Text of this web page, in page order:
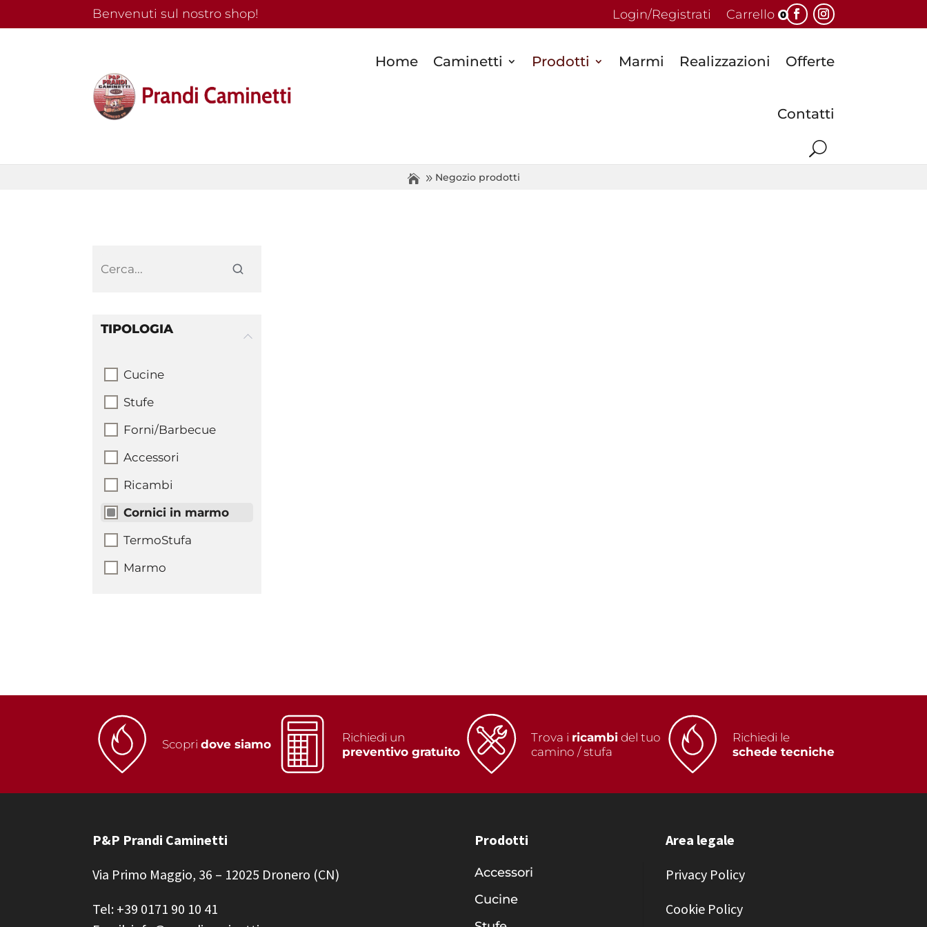
Benvenuti sul nostro shop! Login/Registrati Carrello 0
Home Caminetti Prodotti Marmi Realizzazioni Offerte
Contatti
Negozio prodotti
Ricerca
TIPOLOGIA
Cucine
Stufe
Forni/Barbecue
Accessori
Ricambi
Cornici in marmo
TermoStufa
Marmo
Scopridove siamo
Richiedi un
preventivo gratuito
Trova i ricambidel tuo
camino / stufa
Richiedi le
schede tecniche
P&P Prandi Caminetti
Via Primo Maggio, 36 – 12025 Dronero (CN)
Tel: +39 0171 90 10 41
Prodotti
Accessori
Cucine
Area legale
Privacy Policy
Cookie Policy